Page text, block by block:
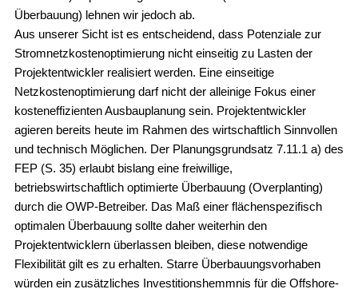
Überbauung) lehnen wir jedoch ab.
Aus unserer Sicht ist es entscheidend, dass Potenziale zur
Stromnetzkostenoptimierung nicht einseitig zu Lasten der
Projektentwickler realisiert werden. Eine einseitige
Netzkostenoptimierung darf nicht der alleinige Fokus einer
kosteneffizienten Ausbauplanung sein. Projektentwickler
agieren bereits heute im Rahmen des wirtschaftlich Sinnvollen
und technisch Möglichen. Der Planungsgrundsatz 7.11.1 a) des
FEP (S. 35) erlaubt bislang eine freiwillige,
betriebswirtschaftlich optimierte Überbauung (Overplanting)
durch die OWP-Betreiber. Das Maß einer flächenspezifisch
optimalen Überbauung sollte daher weiterhin den
Projektentwicklern überlassen bleiben, diese notwendige
Flexibilität gilt es zu erhalten. Starre Überbauungsvorhaben
würden ein zusätzliches Investitionshemmnis für die Offshore-